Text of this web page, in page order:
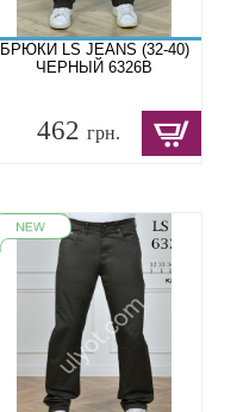
БРЮКИ LS JEANS (32-40)
ЧЕРНЫЙ 6326B
462грн.